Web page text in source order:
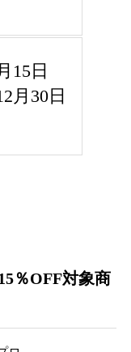
15日
月30日
％OFF対象商